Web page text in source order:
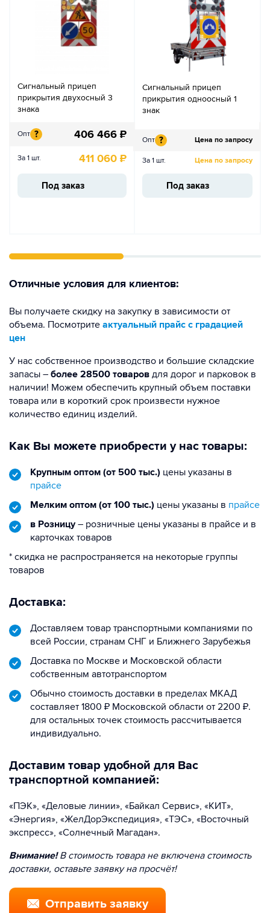
Сигнальный прицеп
прикрытия двухосный 3
знака
Опт ? 406 466 ₽
За 1 шт. 411 060 ₽
Под заказ
Сигнальный прицеп
прикрытия одноосный 1
знак
Опт ? Цена по запросу
За 1 шт. Цена по запросу
Под заказ
Отличные условия для клиентов:
Вы получаете скидку на закупку в зависимости от
объема. Посмотрите актуальный прайс с градацией
цен
У нас собственное производство и большие складские
запасы – более 28500 товаров для дорог и парковок в
наличии! Можем обеспечить крупный объем поставки
товара или в короткий срок произвести нужное
количество единиц изделий.
Как Вы можете приобрести у нас товары:
Крупным оптом (от 500 тыс.) цены указаны в
прайсе
Мелким оптом (от 100 тыс.) цены указаны в прайсе
в Розницу– розничные цены указаны в прайсе и в
карточках товаров
* скидка не распространяется на некоторые группы
товаров
Доставка:
Доставляем товар транспортными компаниями по
всей России, странам СНГ и Ближнего Зарубежья
Доставка по Москве и Московской области
собственным автотранспортом
Обычно стоимость доставки в пределах МКАД
составляет 1800 ₽ Московской области от 2200 ₽.
для остальных точек стоимость рассчитывается
индивидуально.
Доставим товар удобной для Вас
транспортной компанией:
«ПЭК», «Деловые линии», «Байкал Сервис», «КИТ»,
«Энергия», «ЖелДорЭкспедиция», «ТЭС», «Восточный
экспресс», «Солнечный Магадан».
Внимание!В стоимость товара не включена стоимость
доставки, оставьте заявку на просчёт!
Отправить заявку